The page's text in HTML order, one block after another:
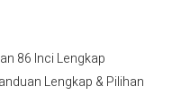
86 Inci Lengkap
Lengkap & Pilihan